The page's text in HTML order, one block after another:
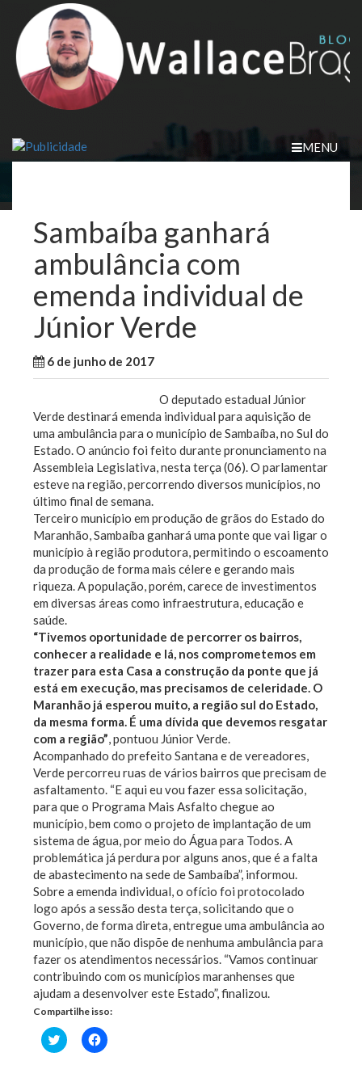
content
MENU
Sambaíba ganhará
ambulância com
emenda individual de
Júnior Verde
6 de junho de 2017
O deputado estadual Júnior
Verde destinará emenda individual para aquisição de
uma ambulância para o município de Sambaíba, no Sul do
Estado. O anúncio foi feito durante pronunciamento na
Assembleia Legislativa, nesta terça (06). O parlamentar
esteve na região, percorrendo diversos municípios, no
último final de semana.
Terceiro município em produção de grãos do Estado do
Maranhão, Sambaíba ganhará uma ponte que vai ligar o
município à região produtora, permitindo o escoamento
da produção de forma mais célere e gerando mais
riqueza. A população, porém, carece de investimentos
em diversas áreas como infraestrutura, educação e
saúde.
“Tivemos oportunidade de percorrer os bairros,
conhecer a realidade e lá, nos comprometemos em
trazer para esta Casa a construção da ponte que já
está em execução, mas precisamos de celeridade. O
Maranhão já esperou muito, a região sul do Estado,
da mesma forma. É uma dívida que devemos resgatar
com a região”, pontuou Júnior Verde.
Acompanhado do prefeito Santana e de vereadores,
Verde percorreu ruas de vários bairros que precisam de
asfaltamento. “E aqui eu vou fazer essa solicitação,
para que o Programa Mais Asfalto chegue ao
município, bem como o projeto de implantação de um
sistema de água, por meio do Água para Todos. A
problemática já perdura por alguns anos, que é a falta
de abastecimento na sede de Sambaíba”, informou.
Sobre a emenda individual, o ofício foi protocolado
logo após a sessão desta terça, solicitando que o
Governo, de forma direta, entregue uma ambulância ao
município, que não dispõe de nenhuma ambulância para
fazer os atendimentos necessários. “Vamos continuar
contribuindo com os municípios maranhenses que
ajudam a desenvolver este Estado”, finalizou.
Compartilhe isso:
Clique
para
Clique
para